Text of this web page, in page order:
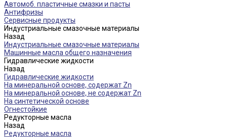
Автомоб. пластичные смазки и пасты
Антифризы
Сервисные продукты
Индустриальные смазочные материалы
Назад
Индустриальные смазочные материалы
Машинные масла общего назначения
Гидравлические жидкости
Назад
Гидравлические жидкости
На минеральной основе, содержат Zn
На минеральной основе, не содержат Zn
На синтетической основе
Огнестойкие
Редукторные масла
Назад
Редукторные масла